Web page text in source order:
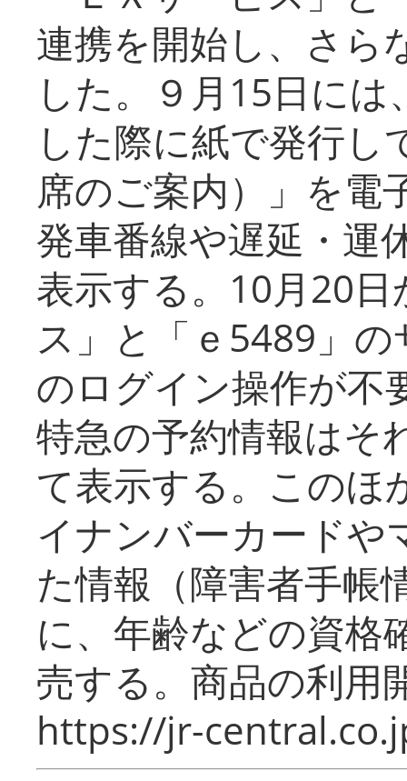
連携を開始し、さら
した。９月15日に
した際に紙で発行し
席のご案内）」を電
発車番線や遅延・運
表示する。10月20
ス」と「ｅ5489」
のログイン操作が不
特急の予約情報はそ
て表示する。このほ
イナンバーカードや
た情報（障害者手帳
に、年齢などの資格
売する。商品の利用
https://jr-